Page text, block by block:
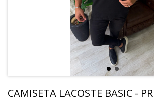
CAMISETA LACOSTE BASIC -